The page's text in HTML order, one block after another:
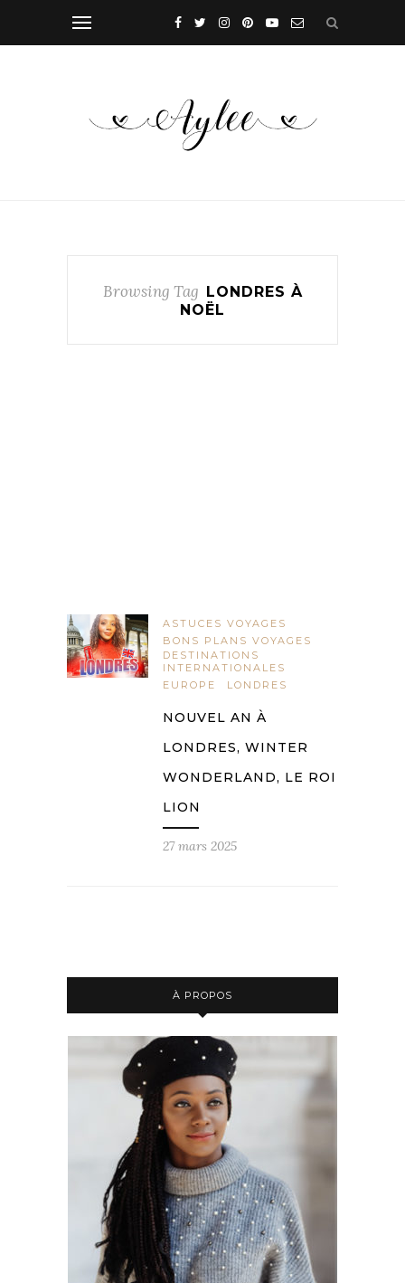
Browsing Tag
LONDRES À
NOËL
ASTUCES VOYAGES
BONS PLANS VOYAGES
DESTINATIONS
INTERNATIONALES
EUROPE
LONDRES
NOUVEL AN À
LONDRES, WINTER
WONDERLAND, LE ROI
LION
27 mars 2025
À PROPOS